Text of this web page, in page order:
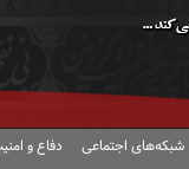
شبکه‌های اجتماعی دفاع و